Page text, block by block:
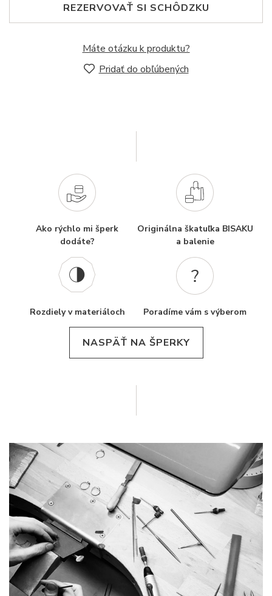
REZERVOVAŤ SI SCHÔDZKU
Máte otázku k produktu?
Pridať do obľúbených
Ako rýchlo mi šperk
dodáte?
Originálna škatuľka BISAKU
a balenie
Rozdiely v materiáloch Poradíme vám s výberom
NASPÄŤ NA ŠPERKY